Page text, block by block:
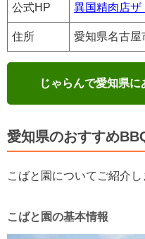
公式HP 異国精肉店ザ
住所 愛知県名古屋
じゃらんで愛知県
愛知県のおすすめ
こばと園についてご紹介し
こばと園の基本情報